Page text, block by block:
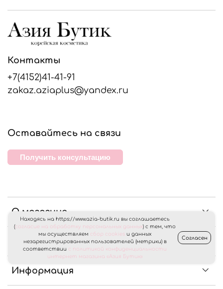
О магазине
Клиентам
Информация
Контакты
+7(4152)41-41-91
zakaz.aziaplus@yandex.ru
Оставайтесь на связи
Получить консультацию
Находясь на https://www.azia-butik.ru вы соглашаетесь
(согласие на обработку персональных данных) с тем, что
мы осуществляем сбор cookies и данных
незарегистрированных пользователей (метрики) в
соответствии с политикой конфиденциальности
интернет магазина «Азия Бутик»
Согласен